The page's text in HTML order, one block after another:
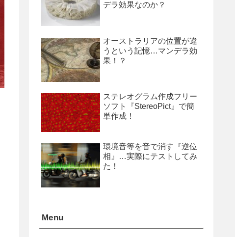
デラ効果なのか？
オーストラリアの位置が違
うという記憶…マンデラ効
果！？
ステレオグラム作成フリー
ソフト『StereoPict』で簡
単作成！
環境音等を音で消す『逆位
相』…実際にテストしてみ
た！
Menu